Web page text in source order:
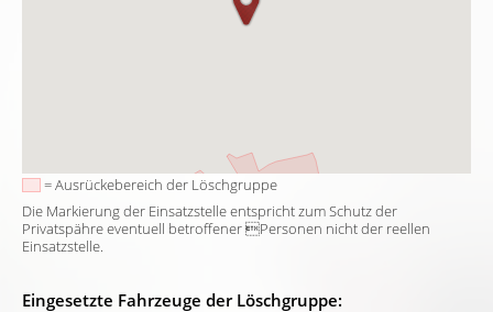
= Ausrückebereich der Löschgruppe
Die Markierung der Einsatzstelle entspricht zum Schutz der
Privatspähre eventuell betroffener Personen nicht der reellen
Einsatzstelle.
Eingesetzte Fahrzeuge der Löschgruppe: